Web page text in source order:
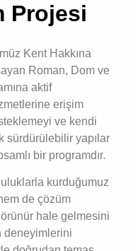
Projesi
Kent Hakkına
Roman, Dom ve
aktif
erişim
ve kendi
sürdürülebilir yapılar
bir programdır.
kurduğumuz
de çözüm
hale gelmesini
deneyimlerini